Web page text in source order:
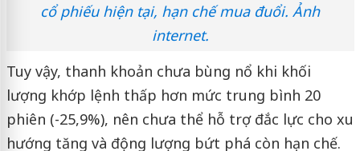
cổ phiếu hiện tại, hạn chế mua đuổi. Ảnh
internet.
Tuy vậy, thanh khoản chưa bùng nổ khi khối
lượng khớp lệnh thấp hơn mức trung bình 20
phiên (-25,9%), nên chưa thể hỗ trợ đắc lực cho xu
hướng tăng và động lượng bứt phá còn hạn chế.